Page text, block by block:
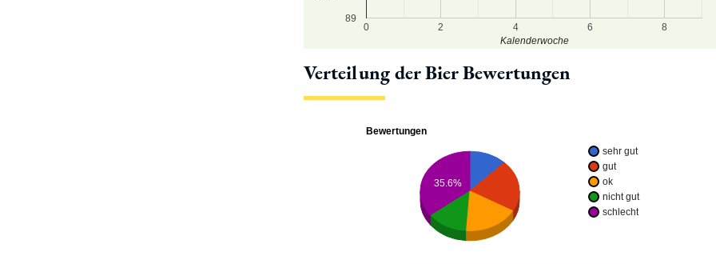
0 2 4 6 8
89
Kalenderwoche
Verteilung der Bier Bewertungen
Bewertungen
sehr gut
gut
ok
nicht gut
schlecht
35.6%